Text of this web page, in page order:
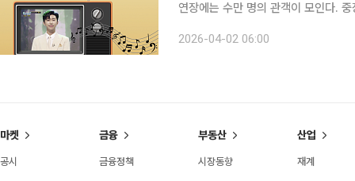
연장에는 수만 명의 관객이 모인다.
까지 이어지는 길 위에 트로트가 자리
2026-04-02 06:00
마켓
공시
금융
금융정책
부동산
시장동향
산업
재계